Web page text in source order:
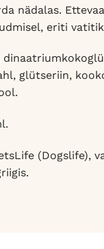
nädalas.
eriti
glütseriin,
(Dogslife),